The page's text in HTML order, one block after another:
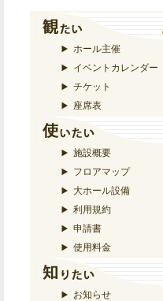
ホール主催
イベントカレンダー
チケット
座席表
施設概要
フロアマップ
大ホール設備
利用規約
申請書
使用料金
お知らせ